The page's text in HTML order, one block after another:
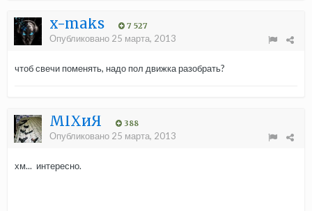
x-maks 7 527
Опубликовано 25 марта, 2013
чтоб свечи поменять, надо пол движка разобрать?
MIXиЯ 388
Опубликовано 25 марта, 2013
хм... интересно.